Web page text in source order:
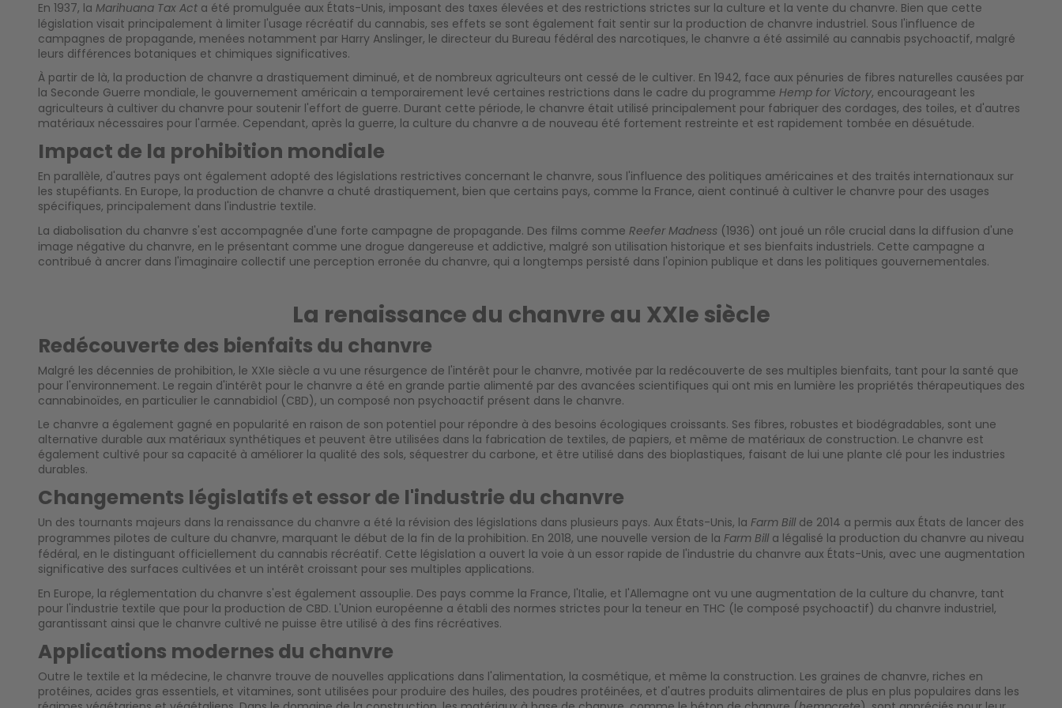
En 1937, la Marihuana Tax Acta été promulguée aux États-Unis, imposant des taxes élevées et des restrictions strictes sur la culture et la vente du chanvre. Bien que cette
législation visait principalement à limiter l'usage récréatif du cannabis, ses effets se sont également fait sentir sur la production de chanvre industriel. Sous l'influence de
campagnes de propagande, menées notamment par Harry Anslinger, le directeur du Bureau fédéral des narcotiques, le chanvre a été assimilé au cannabis psychoactif, malgré
leurs différences botaniques et chimiques significatives.
À partir de là, la production de chanvre a drastiquement diminué, et de nombreux agriculteurs ont cessé de le cultiver. En 1942, face aux pénuries de fibres naturelles causées par
la Seconde Guerre mondiale, le gouvernement américain a temporairement levé certaines restrictions dans le cadre du programme Hemp for Victory, encourageant les
agriculteurs à cultiver du chanvre pour soutenir l'effort de guerre. Durant cette période, le chanvre était utilisé principalement pour fabriquer des cordages, des toiles, et d'autres
matériaux nécessaires pour l'armée. Cependant, après la guerre, la culture du chanvre a de nouveau été fortement restreinte et est rapidement tombée en désuétude.
Impact de la prohibition mondiale
En parallèle, d'autres pays ont également adopté des législations restrictives concernant le chanvre, sous l'influence des politiques américaines et des traités internationaux sur
les stupéfiants. En Europe, la production de chanvre a chuté drastiquement, bien que certains pays, comme la France, aient continué à cultiver le chanvre pour des usages
spécifiques, principalement dans l'industrie textile.
La diabolisation du chanvre s'est accompagnée d'une forte campagne de propagande. Des films comme Reefer Madness(1936) ont joué un rôle crucial dans la diffusion d'une
image négative du chanvre, en le présentant comme une drogue dangereuse et addictive, malgré son utilisation historique et ses bienfaits industriels. Cette campagne a
contribué à ancrer dans l'imaginaire collectif une perception erronée du chanvre, qui a longtemps persisté dans l'opinion publique et dans les politiques gouvernementales.
La renaissance du chanvre au XXIe siècle
Redécouverte des bienfaits du chanvre
Malgré les décennies de prohibition, le XXIe siècle a vu une résurgence de l'intérêt pour le chanvre, motivée par la redécouverte de ses multiples bienfaits, tant pour la santé que
pour l'environnement. Le regain d'intérêt pour le chanvre a été en grande partie alimenté par des avancées scientifiques qui ont mis en lumière les propriétés thérapeutiques des
cannabinoïdes, en particulier le cannabidiol (CBD), un composé non psychoactif présent dans le chanvre.
Le chanvre a également gagné en popularité en raison de son potentiel pour répondre à des besoins écologiques croissants. Ses fibres, robustes et biodégradables, sont une
alternative durable aux matériaux synthétiques et peuvent être utilisées dans la fabrication de textiles, de papiers, et même de matériaux de construction. Le chanvre est
également cultivé pour sa capacité à améliorer la qualité des sols, séquestrer du carbone, et être utilisé dans des bioplastiques, faisant de lui une plante clé pour les industries
durables.
Changements législatifs et essor de l'industrie du chanvre
Un des tournants majeurs dans la renaissance du chanvre a été la révision des législations dans plusieurs pays. Aux États-Unis, la Farm Billde 2014 a permis aux États de lancer des
programmes pilotes de culture du chanvre, marquant le début de la fin de la prohibition. En 2018, une nouvelle version de la Farm Billa légalisé la production du chanvre au niveau
fédéral, en le distinguant officiellement du cannabis récréatif. Cette législation a ouvert la voie à un essor rapide de l'industrie du chanvre aux États-Unis, avec une augmentation
significative des surfaces cultivées et un intérêt croissant pour ses multiples applications.
En Europe, la réglementation du chanvre s'est également assouplie. Des pays comme la France, l'Italie, et l'Allemagne ont vu une augmentation de la culture du chanvre, tant
pour l'industrie textile que pour la production de CBD. L'Union européenne a établi des normes strictes pour la teneur en THC (le composé psychoactif) du chanvre industriel,
garantissant ainsi que le chanvre cultivé ne puisse être utilisé à des fins récréatives.
Applications modernes du chanvre
Outre le textile et la médecine, le chanvre trouve de nouvelles applications dans l'alimentation, la cosmétique, et même la construction. Les graines de chanvre, riches en
protéines, acides gras essentiels, et vitamines, sont utilisées pour produire des huiles, des poudres protéinées, et d'autres produits alimentaires de plus en plus populaires dans les